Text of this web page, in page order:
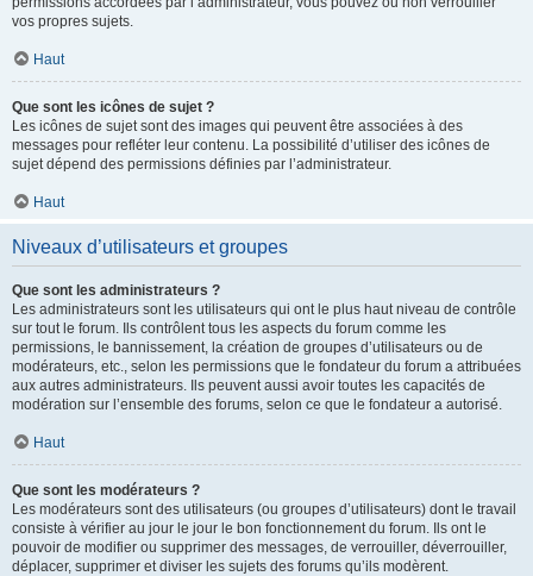
vos propres sujets.
Haut
Que sont les icônes de sujet ?
Les icônes de sujet sont des images qui peuvent être associées à des
messages pour refléter leur contenu. La possibilité d’utiliser des icônes de
sujet dépend des permissions définies par l’administrateur.
Haut
Niveaux d’utilisateurs et groupes
Que sont les administrateurs ?
Les administrateurs sont les utilisateurs qui ont le plus haut niveau de contrôle
sur tout le forum. Ils contrôlent tous les aspects du forum comme les
permissions, le bannissement, la création de groupes d’utilisateurs ou de
modérateurs, etc., selon les permissions que le fondateur du forum a attribuées
aux autres administrateurs. Ils peuvent aussi avoir toutes les capacités de
modération sur l’ensemble des forums, selon ce que le fondateur a autorisé.
Haut
Que sont les modérateurs ?
Les modérateurs sont des utilisateurs (ou groupes d’utilisateurs) dont le travail
consiste à vérifier au jour le jour le bon fonctionnement du forum. Ils ont le
pouvoir de modifier ou supprimer des messages, de verrouiller, déverrouiller,
déplacer, supprimer et diviser les sujets des forums qu’ils modèrent.